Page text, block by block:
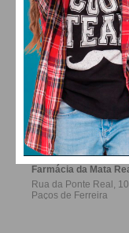
FARMACIAS
FERREIRA